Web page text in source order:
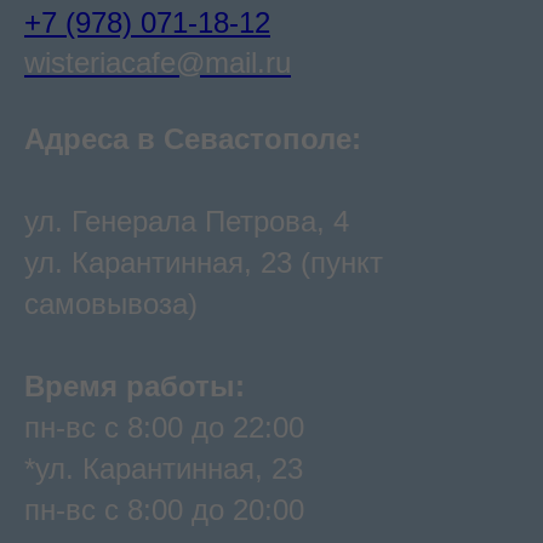
+7 (978) 071-18-12
wisteriacafe@mail.ru
Адреса в Севастополе:
ул. Генерала Петрова, 4
ул. Карантинная, 23 (пункт
самовывоза)
Время работы:
пн-вс с 8:00 до 22:00
*ул. Карантинная, 23
пн-вс с 8:00 до 20:00